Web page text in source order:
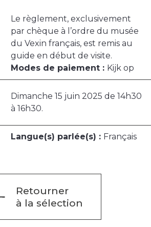
Le règlement, exclusivement
par chèque à l’ordre du musée
du Vexin français, est remis au
guide en début de visite.
Modes de paiement : Kijk op
Dimanche 15 juin 2025 de 14h30
à 16h30.
Langue(s) parlée(s) : Français
Retourner
à la sélection